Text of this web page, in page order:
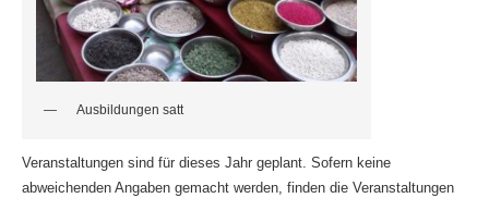
Ausbildungen satt
Veranstaltungen sind für dieses Jahr geplant. Sofern keine
abweichenden Angaben gemacht werden, finden die Veranstaltungen